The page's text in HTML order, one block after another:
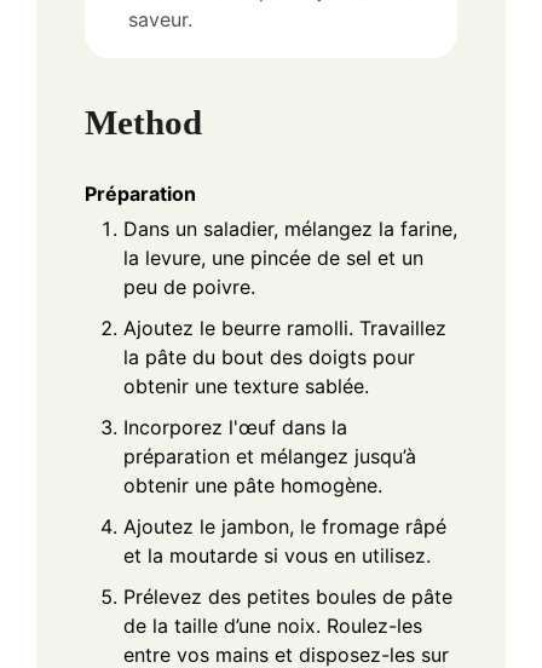
saveur.
Method
Préparation
Dans un saladier, mélangez la farine,
la levure, une pincée de sel et un
peu de poivre.
Ajoutez le beurre ramolli. Travaillez
la pâte du bout des doigts pour
obtenir une texture sablée.
Incorporez l'œuf dans la
préparation et mélangez jusqu’à
obtenir une pâte homogène.
Ajoutez le jambon, le fromage râpé
et la moutarde si vous en utilisez.
Prélevez des petites boules de pâte
de la taille d’une noix. Roulez-les
entre vos mains et disposez-les sur